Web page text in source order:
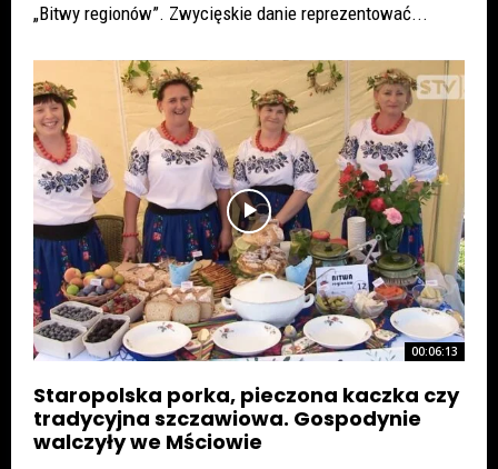
„Bitwy regionów”. Zwycięskie danie reprezentować...
00:06:13
Staropolska porka, pieczona kaczka czy
tradycyjna szczawiowa. Gospodynie
walczyły we Mściowie